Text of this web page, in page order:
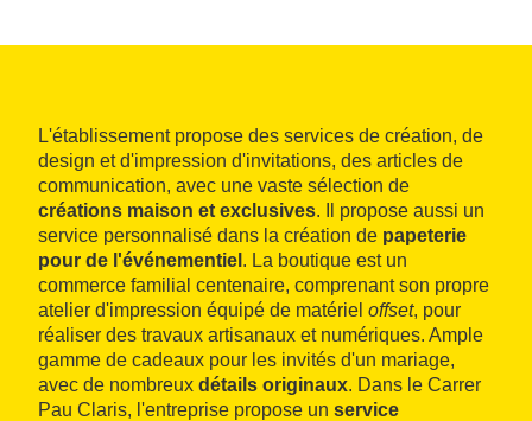
L'établissement propose des services de création, de
design et d'impression d'invitations, des articles de
communication, avec une vaste sélection de
créations maison et exclusives. Il propose aussi un
service personnalisé dans la création de papeterie
pour de l'événementiel . La boutique est un
commerce familial centenaire, comprenant son propre
atelier d'impression équipé de matériel offset, pour
réaliser des travaux artisanaux et numériques. Ample
gamme de cadeaux pour les invités d'un mariage,
avec de nombreux détails originaux. Dans le Carrer
Pau Claris, l'entreprise propose un service